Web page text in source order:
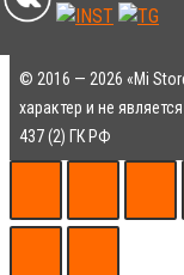
© 2016 — 2026 «Mi
характер и не
437 (2) ГК РФ